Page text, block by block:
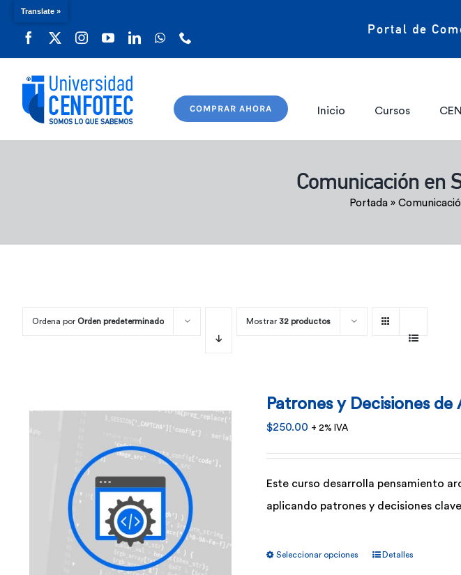
Portal de
COMPRAR AHORA Inicio Cursos
Comunicación en
Portada »
Ordena por Orden predeterminado Mostrar 32 productos
Patrones y Decisiones
$250.00 + 2% IVA
Este curso desarrolla pensamiento
aplicando patrones y decisiones
Seleccionar opciones Detalles
Translate »